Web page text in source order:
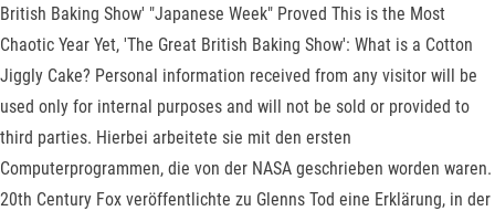
British Baking Show' "Japanese Week" Proved This is the Most
Chaotic Year Yet, 'The Great British Baking Show': What is a Cotton
Jiggly Cake? Personal information received from any visitor will be
used only for internal purposes and will not be sold or provided to
third parties. Hierbei arbeitete sie mit den ersten
Computerprogrammen, die von der NASA geschrieben worden waren.
20th Century Fox veröffentlichte zu Glenns Tod eine Erklärung, in der